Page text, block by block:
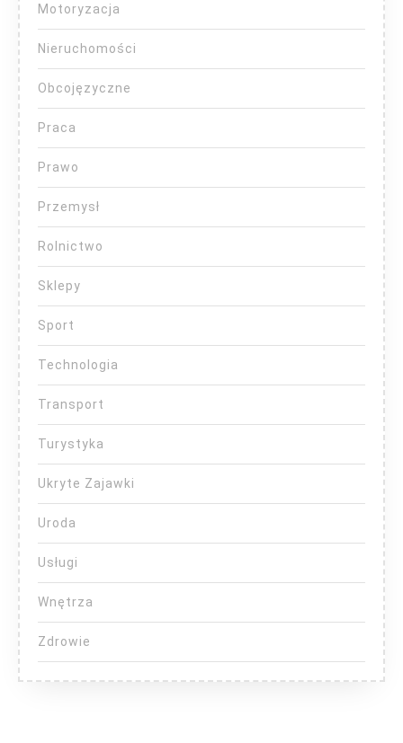
Motoryzacja
Nieruchomości
Obcojęzyczne
Praca
Prawo
Przemysł
Rolnictwo
Sklepy
Sport
Technologia
Transport
Turystyka
Ukryte Zajawki
Uroda
Usługi
Wnętrza
Zdrowie